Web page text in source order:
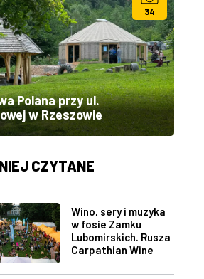
34
Polana przy ul.
w Rzeszowie
CZYTANE
Wino, sery i muzyka
w fosie Zamku
Lubomirskich. Rusza
Carpathian Wine